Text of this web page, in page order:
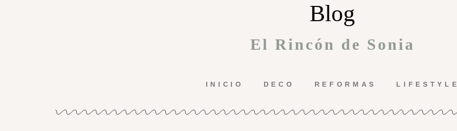
Blog
El Rincón de Sonia
INICIO DECO REFORMAS LIFESTYLE